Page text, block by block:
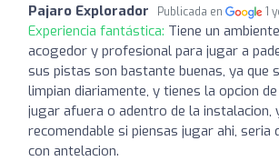
Pajaro Explorador Publicada en 1
Experiencia fantástica: Tiene un
acogedor y profesional para jugar a
sus pistas son bastante buenas, ya que
limpian diariamente, y tienes la opcion
jugar afuera o adentro de la instalacion,
recomendable si piensas jugar ahi, seria
con antelacion.